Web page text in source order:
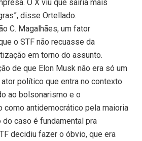
O X viu que sairia mais
disse Ortellado.
C. Magalhães, um fator
o STF não recuasse da
em torno do assunto.
de que Elon Musk não era só um
político que entra no contexto
ao bolsonarismo e o
antidemocrático pela maioria
do caso é fundamental pra
decidiu fazer o óbvio, que era